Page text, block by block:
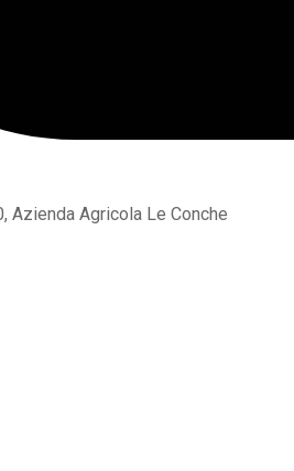
Azienda Agricola Le Conche